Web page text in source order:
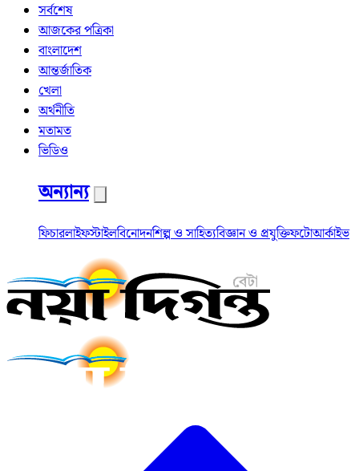
সর্বশেষ
আজকের পত্রিকা
বাংলাদেশ
আন্তর্জাতিক
খেলা
অর্থনীতি
মতামত
ভিডিও
অন্যান্য
ফিচারলাইফস্টাইলবিনোদনশিল্প ও সাহিত্যবিজ্ঞান ও প্রযুক্তিফটোআর্কাইভ